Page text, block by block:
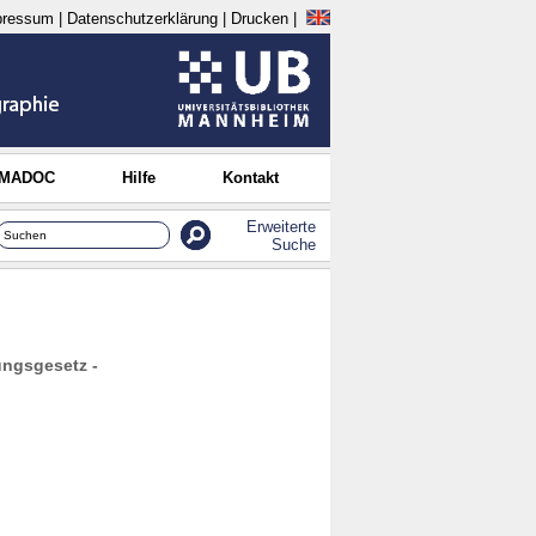
Datenschutzerklärung Drucken
Hilfe Kontakt
Erweiterte
Suche
-